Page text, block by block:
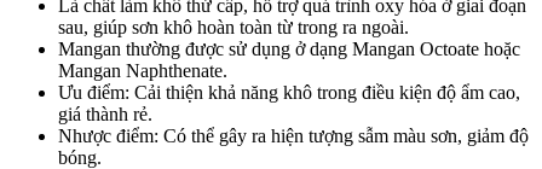
Là chất làm khô thứ cấp, hỗ trợ quá trình oxy hóa ở giai đoạn
sau, giúp sơn khô hoàn toàn từ trong ra ngoài.
Mangan thường được sử dụng ở dạng Mangan Octoate hoặc
Mangan Naphthenate.
Ưu điểm: Cải thiện khả năng khô trong điều kiện độ ẩm cao,
giá thành rẻ.
Nhược điểm: Có thể gây ra hiện tượng sẫm màu sơn, giảm độ
bóng.